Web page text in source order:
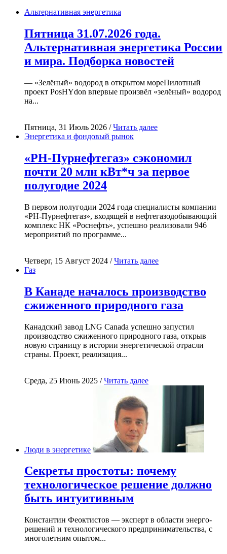
Альтернативная энергетика
Пятница 31.07.2026 года.
Альтернативная энергетика России
и мира. Подборка новостей
— «Зелёный» водород в открытом мореПилотный
проект PosHYdon впервые произвёл «зелёный» водород
на...
Пятница, 31 Июль 2026 /Читать далее
Энергетика и фондовый рынок
«РН-Пурнефтегаз» сэкономил
почти 20 млн кВт*ч за первое
полугодие 2024
В первом полугодии 2024 года специалисты компании
«РН-Пурнефтегаз», входящей в нефтегазодобывающий
комплекс НК «Роснефть», успешно реализовали 946
мероприятий по программе...
Четверг, 15 Август 2024 /Читать далее
Газ
В Канаде началось производство
сжиженного природного газа
Канадский завод LNG Canada успешно запустил
производство сжиженного природного газа, открыв
новую страницу в истории энергетической отрасли
страны. Проект, реализация...
Среда, 25 Июнь 2025 /Читать далее
Люди в энергетике
Секреты простоты: почему
технологическое решение должно
быть интуитивным
Константин Феоктистов — эксперт в области энерго-
решений и технологического предпринимательства, с
многолетним опытом...